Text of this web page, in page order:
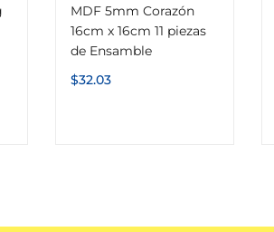
MDF 5mm Corazón
16cm x 16cm 11 piezas
de Ensamble
$32.03